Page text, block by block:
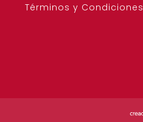
Términos y Condiciones